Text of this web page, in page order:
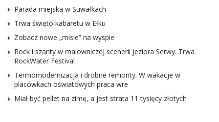
Parada miejska w Suwałkach
Trwa święto kabaretu w Ełku
Zobacz nowe „misie” na wyspie
Rock i szanty w malowniczej scenerii Jeziora Serwy. Trwa
RockWater Festival
Termomodernizacja i drobne remonty. W wakacje w
placówkach oświatowych praca wre
Miał być pellet na zimę, a jest strata 11 tysięcy złotych